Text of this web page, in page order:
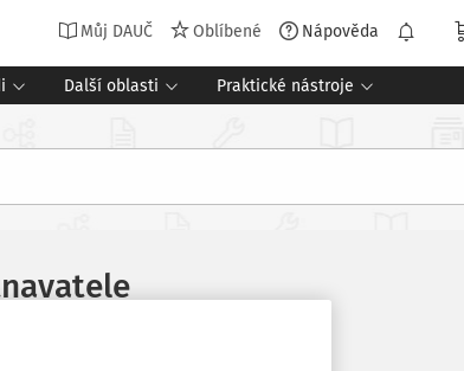
Můj DAUČ Oblíbené Nápověda
Další oblasti Praktické nástroje